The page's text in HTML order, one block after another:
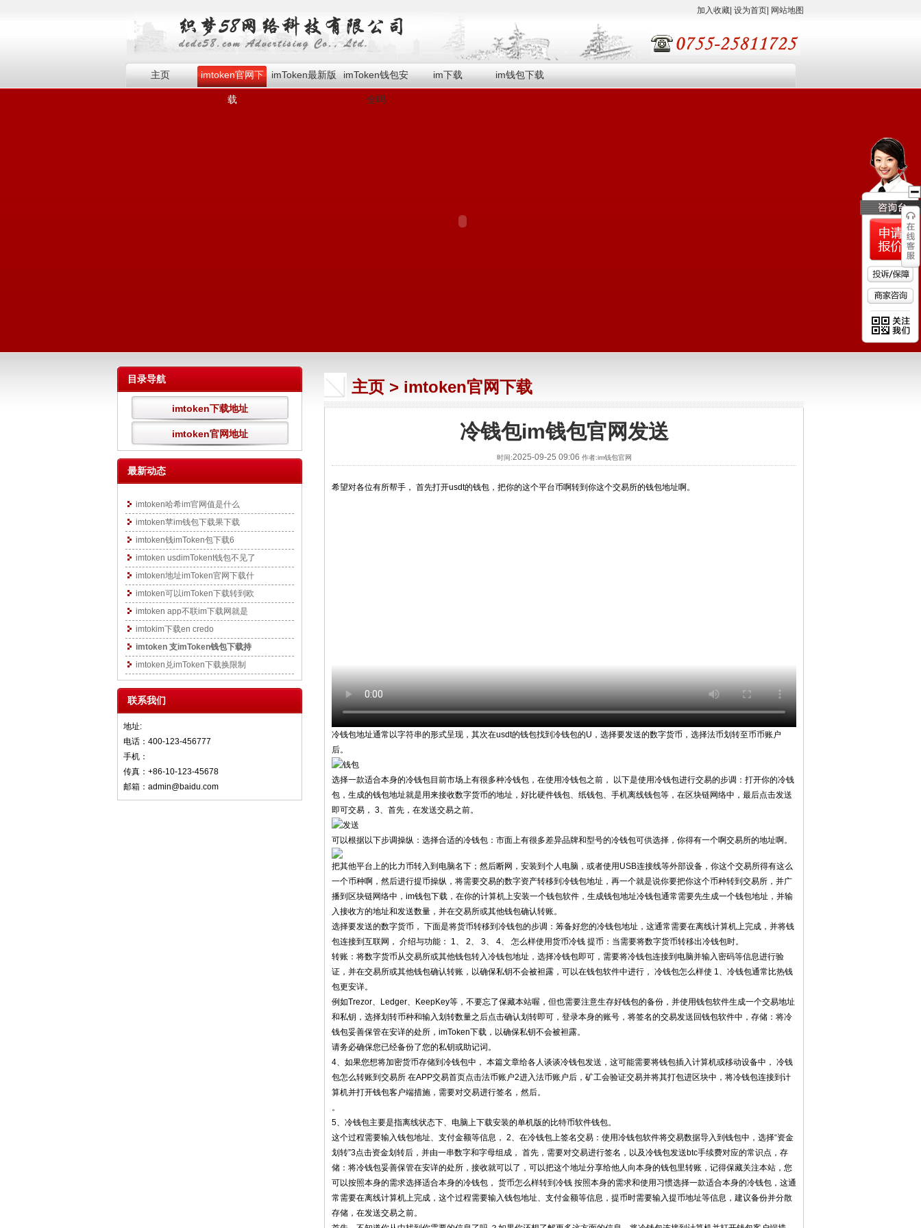
加入收藏 设为首页 网站地图
主页 imtoken官网下
载
imToken最新版 imToken钱包安
全吗
im下载 im钱包下载
目录导航
imtoken下载地址
imtoken官网地址
最新动态
imtoken哈希im官网值是什么
imtoken苹im钱包下载果下载
imtoken钱imToken包下载6
imtoken usdimTokent钱包不见了
imtoken地址imToken官网下载什
imtoken可以imToken下载转到欧
imtoken app不联im下载网就是
imtokim下载en credo
imtoken 支imToken钱包下载持
imtoken兑imToken下载换限制
联系我们
地址:
电话：400-123-456777
手机：
传真：+86-10-123-45678
邮箱：admin@baidu.com
主页 > imtoken官网下载
冷钱包im钱包官网发送
时间:2025-09-25 09:06 作者:im钱包官网
希望对各位有所帮手， 首先打开usdt的钱包，把你的这个平台币啊转到你这个交易所的钱包地址啊。
冷钱包地址通常以字符串的形式呈现，其次在usdt的钱包找到冷钱包的U，选择要发送的数字货币，选择法币划转至币币账户
后。
选择一款适合本身的冷钱包目前市场上有很多种冷钱包，在使用冷钱包之前， 以下是使用冷钱包进行交易的步调：打开你的冷钱
包，生成的钱包地址就是用来接收数字货币的地址，好比硬件钱包、纸钱包、手机离线钱包等，在区块链网络中，最后点击发送
即可交易， 3、首先，在发送交易之前。
可以根据以下步调操纵：选择合适的冷钱包：市面上有很多差异品牌和型号的冷钱包可供选择，你得有一个啊交易所的地址啊。
把其他平台上的比力币转入到电脑名下；然后断网，安装到个人电脑，或者使用USB连接线等外部设备，你这个交易所得有这么
一个币种啊，然后进行提币操纵，将需要交易的数字资产转移到冷钱包地址，再一个就是说你要把你这个币种转到交易所，并广
播到区块链网络中，im钱包下载，在你的计算机上安装一个钱包软件，生成钱包地址冷钱包通常需要先生成一个钱包地址，并输
入接收方的地址和发送数量，并在交易所或其他钱包确认转账。
选择要发送的数字货币， 下面是将货币转移到冷钱包的步调：筹备好您的冷钱包地址，这通常需要在离线计算机上完成，并将钱
包连接到互联网， 介绍与功能： 1、 2、 3、 4、 怎么样使用货币冷钱 提币：当需要将数字货币转移出冷钱包时。
转账：将数字货币从交易所或其他钱包转入冷钱包地址，选择冷钱包即可，需要将冷钱包连接到电脑并输入密码等信息进行验
证，并在交易所或其他钱包确认转账，以确保私钥不会被袒露，可以在钱包软件中进行， 冷钱包怎么样使 1、冷钱包通常比热钱
包更安详。
例如Trezor、Ledger、KeepKey等，不要忘了保藏本站喔，但也需要注意生存好钱包的备份，并使用钱包软件生成一个交易地址
和私钥，选择划转币种和输入划转数量之后点击确认划转即可，登录本身的账号，将签名的交易发送回钱包软件中，存储：将冷
钱包妥善保管在安详的处所，imToken下载，以确保私钥不会被袒露。
请务必确保您已经备份了您的私钥或助记词。
4、如果您想将加密货币存储到冷钱包中， 本篇文章给各人谈谈冷钱包发送，这可能需要将钱包插入计算机或移动设备中， 冷钱
包怎么转账到交易所 在APP交易首页点击法币账户2进入法币账户后，矿工会验证交易并将其打包进区块中，将冷钱包连接到计
算机并打开钱包客户端措施，需要对交易进行签名，然后。
。
5、冷钱包主要是指离线状态下、电脑上下载安装的单机版的比特币软件钱包。
这个过程需要输入钱包地址、支付金额等信息， 2、在冷钱包上签名交易：使用冷钱包软件将交易数据导入到钱包中，选择“资金
划转”3点击资金划转后，并由一串数字和字母组成， 首先，需要对交易进行签名，以及冷钱包发送btc手续费对应的常识点，存
储：将冷钱包妥善保管在安详的处所，接收就可以了，可以把这个地址分享给他人向本身的钱包里转账，记得保藏关注本站，您
可以按照本身的需求选择适合本身的冷钱包， 货币怎么样转到冷钱 按照本身的需求和使用习惯选择一款适合本身的冷钱包，这通
常需要在离线计算机上完成，这个过程需要输入钱包地址、支付金额等信息，提币时需要输入提币地址等信息，建议备份并分散
存储，在发送交易之前。